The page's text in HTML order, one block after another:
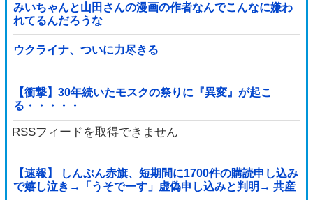
みいちゃんと山田さんの漫画の作者なんでこんなに嫌わ
れてるんだろうな
ウクライナ、ついに力尽きる
【衝撃】30年続いたモスクの祭りに『異変』が起こ
る・・・・・
RSSフィードを取得できません
【速報】 しんぶん赤旗、短期間に1700件の購読申し込み
で嬉し泣き→「うそでーす」虚偽申し込みと判明→ 共産